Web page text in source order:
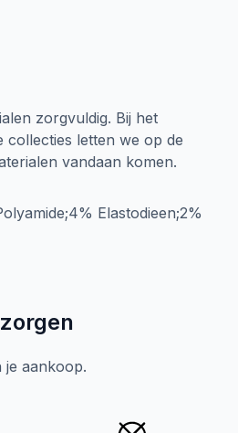
zorgvuldig. Bij het
collecties letten we op de
vandaan komen.
Elastodieen;2%
je aankoop.